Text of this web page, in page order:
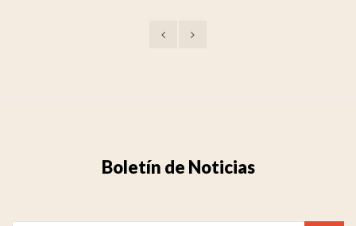
Boletín de Noticias